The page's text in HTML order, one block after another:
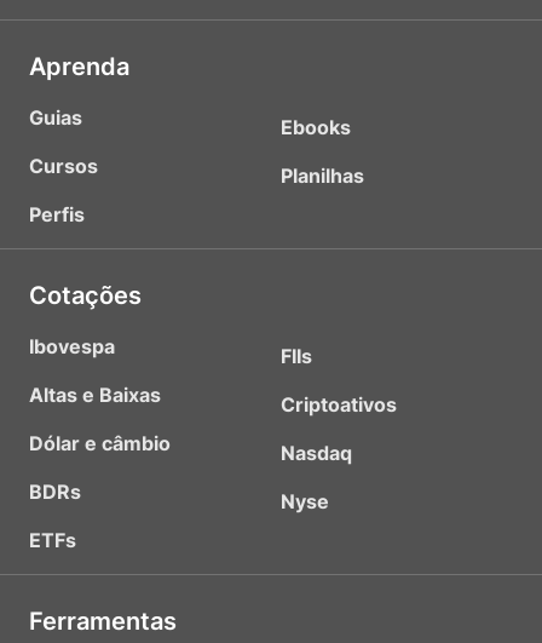
Aprenda
Guias
Cursos
Perfis
Ebooks
Planilhas
Cotações
Ibovespa
Altas e Baixas
Dólar e câmbio
BDRs
ETFs
FIIs
Criptoativos
Nasdaq
Nyse
Ferramentas